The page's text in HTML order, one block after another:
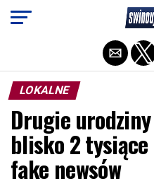
LOKALNE
Drugie
blisko 2
fake newsów
Exit